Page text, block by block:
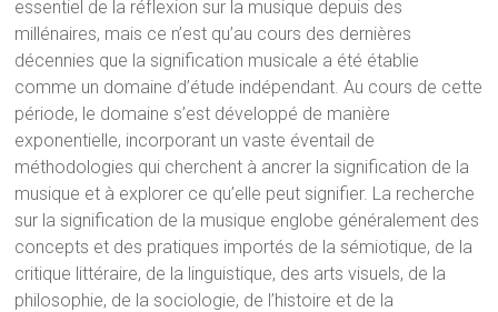
essentiel de la réflexion sur la musique depuis des
millénaires, mais ce n’est qu’au cours des dernières
décennies que la signification musicale a été établie
comme un domaine d’étude indépendant. Au cours de cette
période, le domaine s’est développé de manière
exponentielle, incorporant un vaste éventail de
méthodologies qui cherchent à ancrer la signification de la
musique et à explorer ce qu’elle peut signifier. La recherche
sur la signification de la musique englobe généralement des
concepts et des pratiques importés de la sémiotique, de la
critique littéraire, de la linguistique, des arts visuels, de la
philosophie, de la sociologie, de l’histoire et de la